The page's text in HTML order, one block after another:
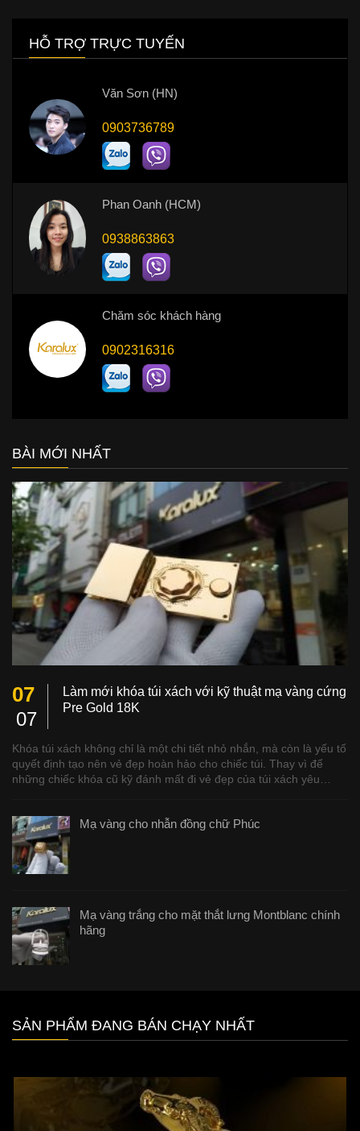
HỖ TRỢ TRỰC TUYẾN
Văn Sơn (HN)
0903736789
Phan Oanh (HCM)
0938863863
Chăm sóc khách hàng
0902316316
BÀI MỚI NHẤT
07
07
Làm mới khóa túi xách với kỹ thuật mạ vàng cứng
Pre Gold 18K
Khóa túi xách không chỉ là một chi tiết nhỏ nhắn, mà còn là yếu tố
quyết định tạo nên vẻ đẹp hoàn hảo cho chiếc túi. Thay vì để
những chiếc khóa cũ kỹ đánh mất đi vẻ đẹp của túi xách yêu…
Mạ vàng cho nhẫn đồng chữ Phúc
Mạ vàng trắng cho mặt thắt lưng Montblanc chính
hãng
SẢN PHẨM ĐANG BÁN CHẠY NHẤT